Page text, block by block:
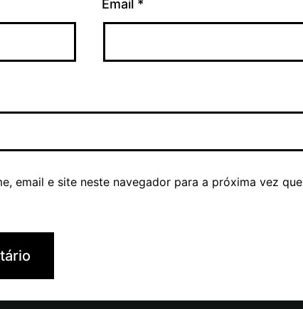
Email *
email e site neste navegador para a próxima vez que